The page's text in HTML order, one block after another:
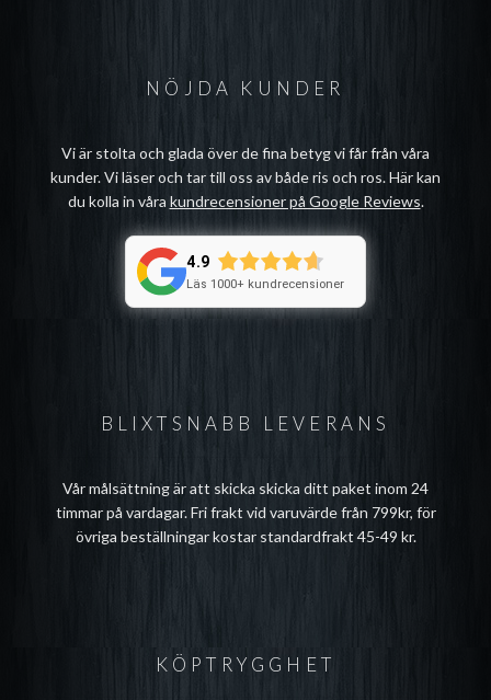
BLIXTSNABB LEVERANS
Vår målsättning är att skicka skicka ditt paket inom 24
timmar på vardagar. Fri frakt vid varuvärde från 799kr, för
övriga beställningar kostar standardfrakt 45-49 kr.
NÖJDA KUNDER
Vi är stolta och glada över de fina betyg vi får från våra
kunder. Vi läser och tar till oss av både ris och ros. Här kan
du kolla in våra kundrecensioner på Google Reviews.
4.9
Läs 1000+ kundrecensioner
KÖPTRYGGHET